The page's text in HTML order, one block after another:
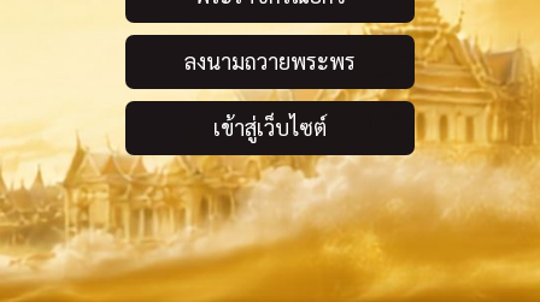
ลงนามถวายพระพร
เข้าสู่เว็บไซต์